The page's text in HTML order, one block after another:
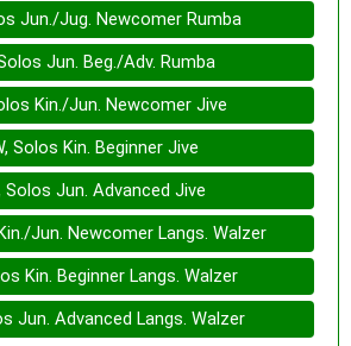
Jun./Jug. Newcomer Rumba
Jun. Beg./Adv. Rumba
Kin./Jun. Newcomer Jive
Solos Kin. Beginner Jive
Solos Jun. Advanced Jive
Jun. Newcomer Langs. Walzer
Kin. Beginner Langs. Walzer
Jun. Advanced Langs. Walzer